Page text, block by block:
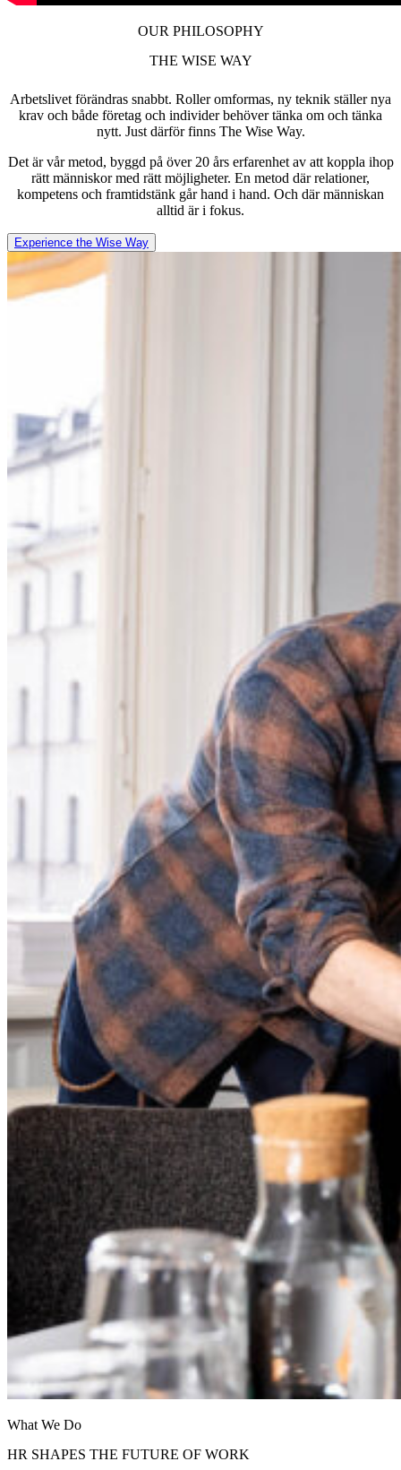
OUR PHILOSOPHY
THE WISE WAY
Arbetslivet förändras snabbt. Roller omformas, ny teknik ställer nya
krav och både företag och individer behöver tänka om och tänka
nytt. Just därför finns The Wise Way.
Det är vår metod, byggd på över 20 års erfarenhet av att koppla ihop
rätt människor med rätt möjligheter. En metod där relationer,
kompetens och framtidstänk går hand i hand. Och där människan
alltid är i fokus.
Experience the Wise Way
What We Do
HR SHAPES THE FUTURE OF WORK